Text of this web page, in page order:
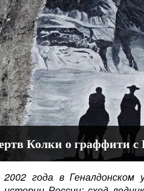
Колки о граффити
года в Геналдонском